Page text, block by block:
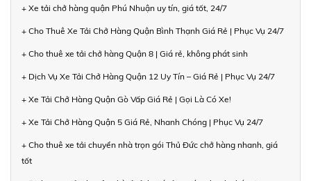
+ Xe tải chở hàng quận Phú Nhuận uy tín, giá tốt, 24/7
+ Cho Thuê Xe Tải Chở Hàng Quận Bình Thạnh Giá Rẻ | Phục Vụ 24/7
+ Cho thuê xe tải chở hàng Quận 8 | Giá rẻ, không phát sinh
+ Dịch Vụ Xe Tải Chở Hàng Quận 12 Uy Tín – Giá Rẻ | Phục Vụ 24/7
+ Xe Tải Chở Hàng Quận Gò Vấp Giá Rẻ | Gọi Là Có Xe!
+ Xe Tải Chở Hàng Quận 5 Giá Rẻ, Nhanh Chóng | Phục Vụ 24/7
+ Cho thuê xe tải chuyển nhà trọn gói Thủ Đức chở hàng nhanh, giá
tốt